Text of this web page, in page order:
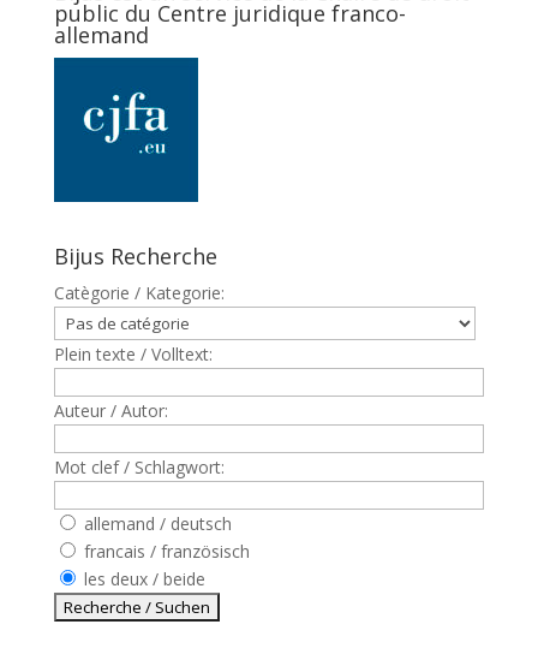
public du Centre juridique franco-
allemand
Bijus Recherche
Catègorie / Kategorie:
Plein texte / Volltext:
Auteur / Autor:
Mot clef / Schlagwort:
allemand / deutsch
francais / französisch
les deux / beide